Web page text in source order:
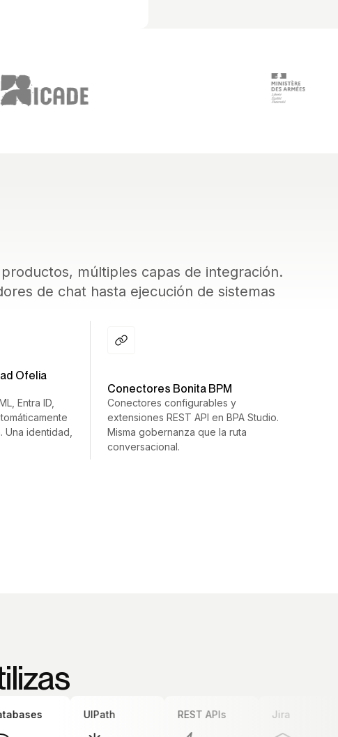
múltiples capas de integración.
de chat hasta ejecución de sistemas
Ofelia
Entra ID,
Una identidad,
Conectores Bonita BPM
Conectores configurables y
extensiones REST API en BPA Studio.
Misma gobernanza que la ruta
conversacional.
UIPath REST APIs Jira